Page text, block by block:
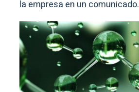
la empresa en un comunicado.